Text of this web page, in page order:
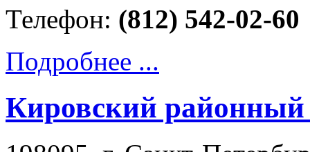
Телефон: (812) 542-02-60
Подробнее ...
Кировский районный